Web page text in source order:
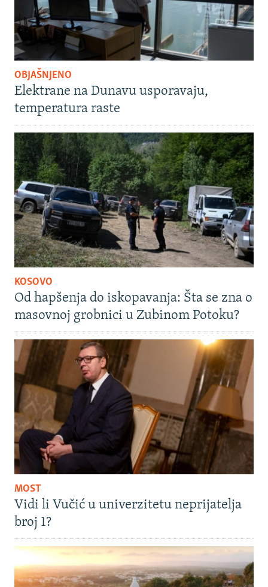
OBJAŠNJENO
Elektrane na Dunavu usporavaju,
temperatura raste
KOSOVO
Od hapšenja do iskopavanja: Šta se zna o
masovnoj grobnici u Zubinom Potoku?
MOST
Vidi li Vučić u univerzitetu neprijatelja
broj 1?